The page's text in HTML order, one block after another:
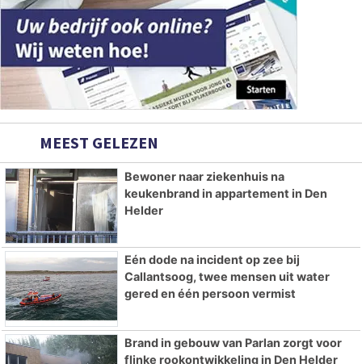
MEEST GELEZEN
Bewoner naar ziekenhuis na
keukenbrand in appartement in Den
Helder
Eén dode na incident op zee bij
Callantsoog, twee mensen uit water
gered en één persoon vermist
Brand in gebouw van Parlan zorgt voor
flinke rookontwikkeling in Den Helder